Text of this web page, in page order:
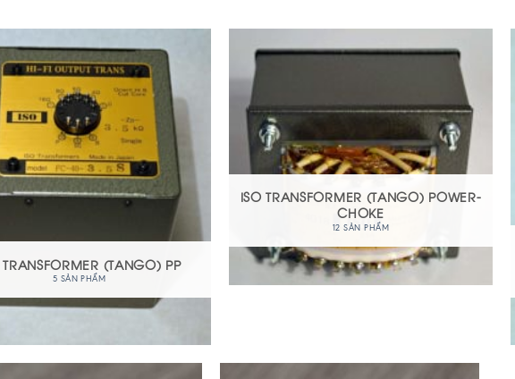
(TANGO) PP
5 SẢN PHẨM
ISO TRANSFORMER (TANGO) POWER-
CHOKE
12 SẢN PHẨM